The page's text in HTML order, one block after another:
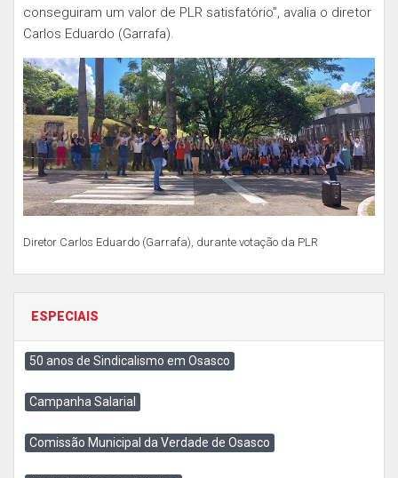
conseguiram um valor de PLR satisfatório”, avalia o diretor
Carlos Eduardo (Garrafa).
Diretor Carlos Eduardo (Garrafa), durante votação da PLR
ESPECIAIS
50 anos de Sindicalismo em Osasco
Campanha Salarial
Comissão Municipal da Verdade de Osasco